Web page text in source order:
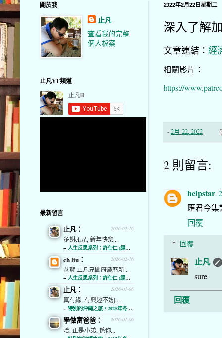
2022年2月22日星期二
深入了解
文章連結： 經
相關影片：
https://
-2月 22, 2022
2 則留言:
helpstar
匯君今集
回覆
回覆
止凡
sure
回覆
關於我
止凡
查看我的完整
個人檔案
止凡YT頻道
最新留言
2026-02-16
止凡：
多謝ch兄, 新年快樂...
-- 人生反思系列：許仕仁 (經濟通)
2026-02-16
ch liu：
恭賀 止凡兄闔府農曆新...
-- 人生反思系列：許仕仁 (經濟通)
2026-01-06
止凡：
真有緣, 有興趣不妨j...
-- 特別的沖繩之旅，2025年冬 (經濟通)
2026-01-06
學做富爸爸：
哈, 正是小弟, 係你...